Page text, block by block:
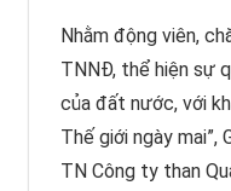
Nhằm động viên,
TNNĐ, thể hiện sự
của đất nước, với
Thế giới ngày mai”,
TN Công ty than